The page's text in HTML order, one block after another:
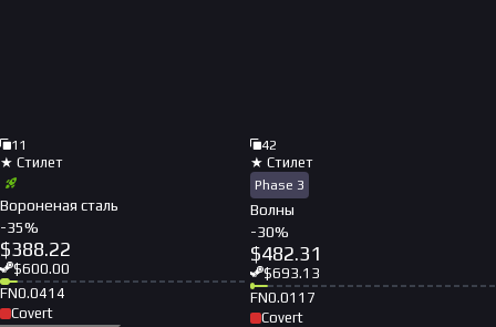
11
★ Стилет
Вороненая сталь
-35%
$388.22
$600.00
FN0.0414
Covert
42
★ Стилет
Phase 3
Волны
-30%
$482.31
$693.13
FN0.0117
Covert